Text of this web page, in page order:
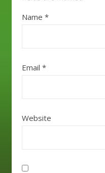
Name *
Email *
Website